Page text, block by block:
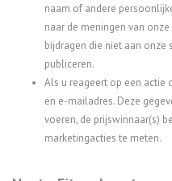
naam of andere
naar de meningen van
bijdragen die niet aan
publiceren.
Als u reageert op een actie
en e-mailadres. Deze
voeren, de prijswinnaar(s)
marketingacties te meten.